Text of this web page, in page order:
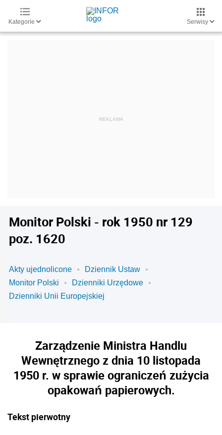
Kategorie Serwisy
Monitor Polski - rok 1950 nr 129
poz. 1620
Akty ujednolicone
Dziennik Ustaw
Monitor Polski
Dzienniki Urzędowe
Dzienniki Unii Europejskiej
Zarządzenie Ministra Handlu
Wewnętrznego z dnia 10 listopada
1950 r. w sprawie ograniczeń zużycia
opakowań papierowych.
Tekst pierwotny